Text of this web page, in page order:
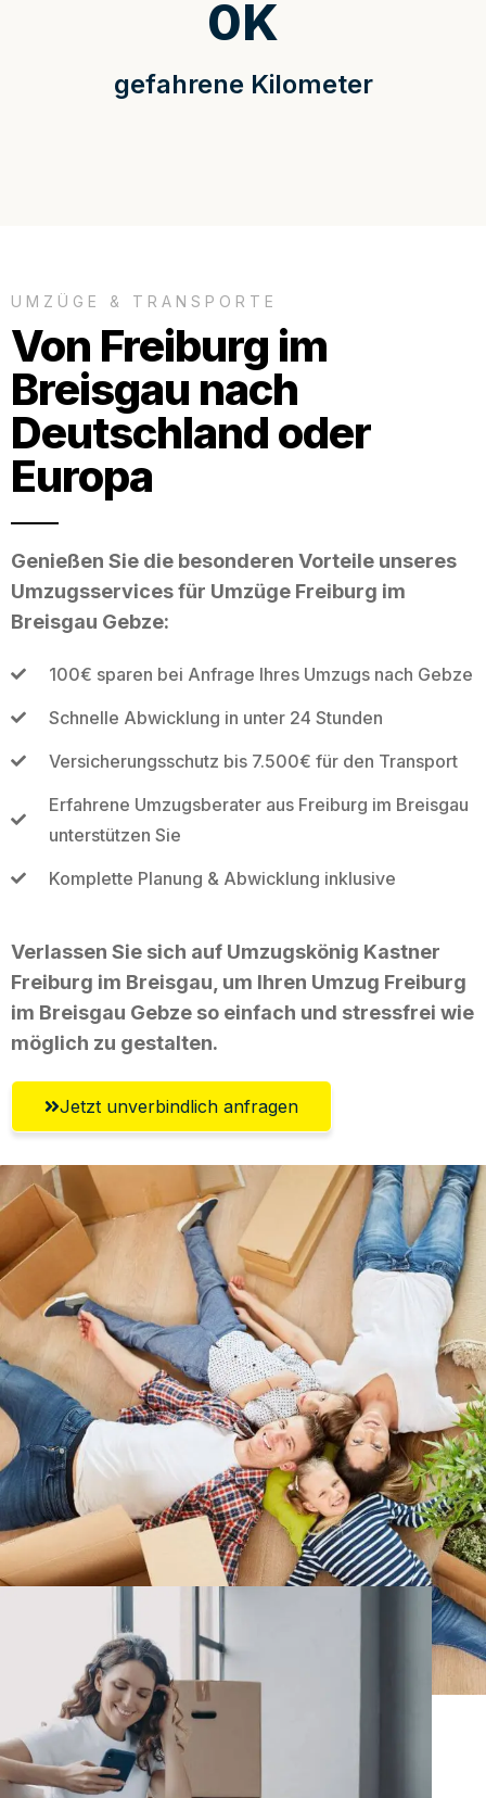
gefahrene Kilometer
0K
UMZÜGE & TRANSPORTE
Von Freiburg im
Breisgau nach
Deutschland oder
Europa
Genießen Sie die besonderen Vorteile unseres
Umzugsservices für Umzüge Freiburg im
Breisgau Gebze:
100€ sparen bei Anfrage Ihres Umzugs nach Gebze
Schnelle Abwicklung in unter 24 Stunden
Versicherungsschutz bis 7.500€ für den Transport
Erfahrene Umzugsberater aus Freiburg im Breisgau
unterstützen Sie
Komplette Planung & Abwicklung inklusive
Verlassen Sie sich auf Umzugskönig Kastner
Freiburg im Breisgau, um Ihren Umzug Freiburg
im Breisgau Gebze so einfach und stressfrei wie
möglich zu gestalten.
Jetzt unverbindlich anfragen